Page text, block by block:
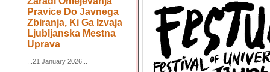
Pravice Do Javnega
Zbiranja, Ki Ga Izvaja
Ljubljanska Mestna
Uprava
...21 January 2026...